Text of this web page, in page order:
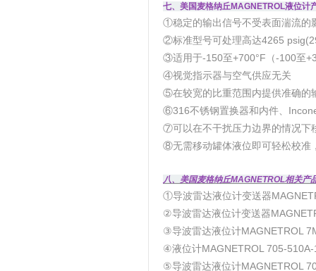
七、美国麦格纳丘MAGNETROL液位计
①稳定的输出信号不受表面湍流的
②标准型号可处理高达4265
③适用于-150至+700°F（-100至
④视觉指示器与空气供应无关
⑤在较宽的比重范围内提供准确的
⑥316不锈钢置换器和内件、
⑦可以在不干扰压力边界的情况下
⑧无需移动罐体液位即可轻松校准
八、美国麦格纳丘MAGNETROL相关产
①导波雷达液位计变送器
②导波雷达液位计变送器
③导波雷达液位计MAGNETROL
④液位计MAGNETROL 705-
⑤导波雷达液位计MAGNETROL